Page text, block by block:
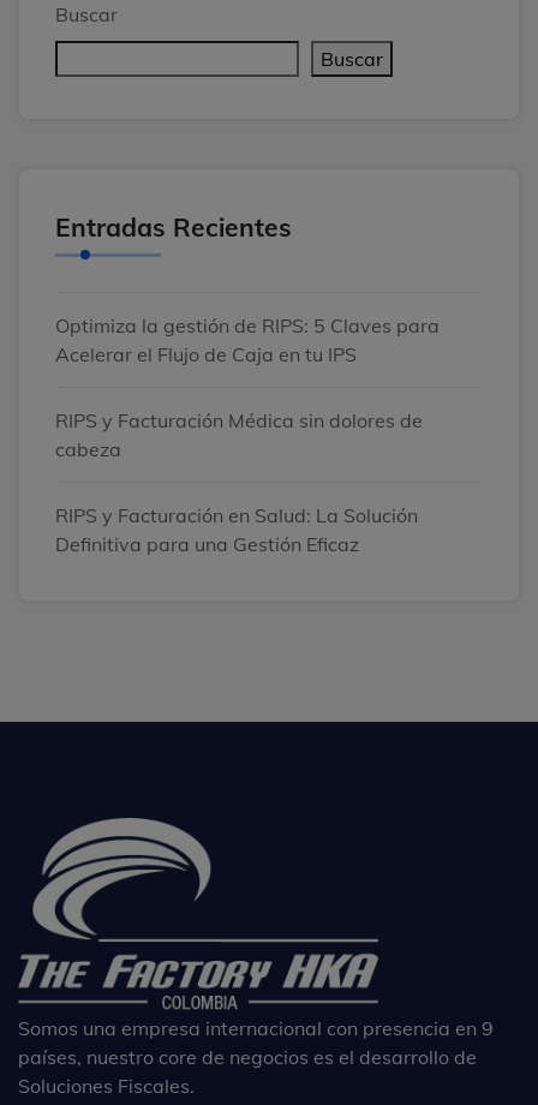
Buscar
Buscar
Entradas Recientes
Optimiza la gestión de RIPS: 5 Claves para
Acelerar el Flujo de Caja en tu IPS
RIPS y Facturación Médica sin dolores de
cabeza
RIPS y Facturación en Salud: La Solución
Definitiva para una Gestión Eficaz
Somos una empresa internacional con presencia en 9
países, nuestro core de negocios es el desarrollo de
Soluciones Fiscales.